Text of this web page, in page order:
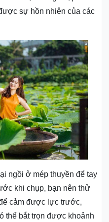
sự hồn nhiên của các
ngồi ở mép thuyền để tay
khi chụp, bạn nên thử
cảm được lực trước,
thể bắt trọn được khoảnh